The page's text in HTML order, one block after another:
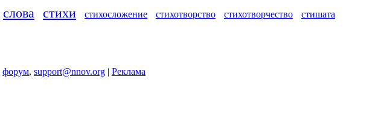
слова стихи стихосложение стихотворство стихотворчество
стишата
форум, support@nnov.org | Реклама